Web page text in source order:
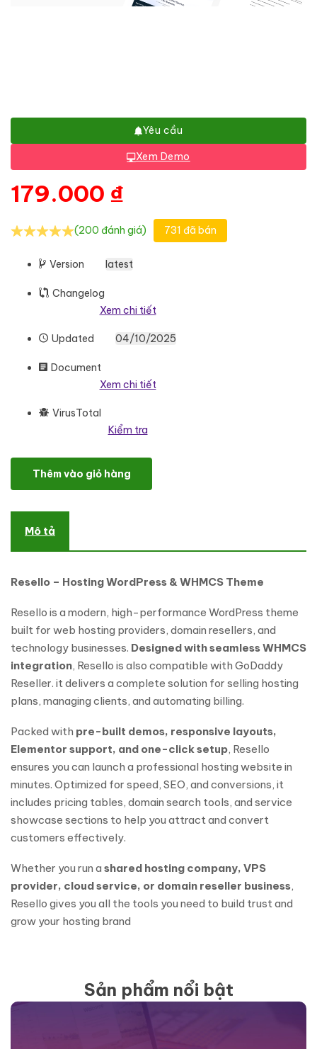
Yêu cầu
Xem Demo
179.000 ₫
(200 đánh giá) 731 đã bán
Version latest
Changelog
Xem chi tiết
Updated 04/10/2025
Document
Xem chi tiết
VirusTotal
Kiểm tra
Resello - Hosting WordPress & WHMCS Theme WordPress Theme
Thêm vào giỏ hàng
Mô tả
Resello – Hosting WordPress & WHMCS Theme
Resello is a modern, high-performance WordPress theme
built for web hosting providers, domain resellers, and
technology businesses. Designed with seamless WHMCS
integration, Resello is also compatible with GoDaddy
Reseller. it delivers a complete solution for selling hosting
plans, managing clients, and automating billing.
Packed with pre-built demos, responsive layouts,
Elementor support, and one-click setup, Resello
ensures you can launch a professional hosting website in
minutes. Optimized for speed, SEO, and conversions, it
includes pricing tables, domain search tools, and service
showcase sections to help you attract and convert
customers effectively.
Whether you run a shared hosting company, VPS
provider, cloud service, or domain reseller business,
Resello gives you all the tools you need to build trust and
grow your hosting brand
Sản phẩm nổi bật